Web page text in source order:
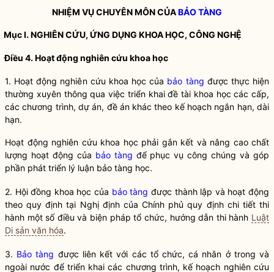
NHIỆM VỤ CHUYÊN MÔN CỦABẢO TÀNG
Mục I. NGHIÊN CỨU, ỨNG DỤNG KHOA HỌC, CÔNG NGHỆ
Điều 4. Hoạt động nghiên cứu khoa học
1. Hoạt động nghiên cứu khoa học của bảo tàng được thực hiện
thường xuyên thông qua việc triển khai đề tài khoa học các cấp,
các chương trình, dự án, đề án khác theo kế hoạch ngắn hạn, dài
hạn.
Hoạt động nghiên cứu khoa học phải gắn kết và nâng cao chất
lượng hoạt động của bảo tàng để phục vụ công chúng và góp
phần phát triển lý luận bảo tàng học.
2. Hội đồng khoa học của bảo tàng được thành lập và hoạt động
theo quy định tại Nghị định của Chính phủ quy định chi tiết thi
hành một số điều và biện pháp tổ chức, hướng dẫn thi hành Luật
Di sản văn hóa.
3. Bảo tàng được liên kết với các tổ chức, cá nhân ở trong và
ngoài nước để triển khai các chương trình, kế hoạch nghiên cứu